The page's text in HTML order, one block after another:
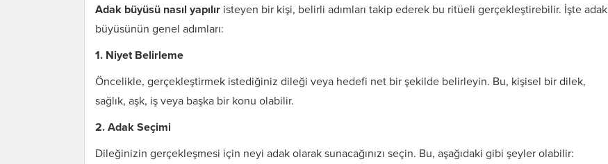
Adak büyüsü nasıl yapılır isteyen bir kişi, belirli adımları takip ederek bu ritüeli gerçekleştirebilir. İşte adak
büyüsünün genel adımları:
1. Niyet Belirleme
Öncelikle, gerçekleştirmek istediğiniz dileği veya hedefi net bir şekilde belirleyin. Bu, kişisel bir dilek,
sağlık, aşk, iş veya başka bir konu olabilir.
2. Adak Seçimi
Dileğinizin gerçekleşmesi için neyi adak olarak sunacağınızı seçin. Bu, aşağıdaki gibi şeyler olabilir: